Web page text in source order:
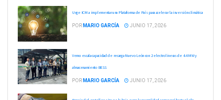
Urge ICM a implementar una Plataforma de País para acelerar la inversión climática
POR MARIO GARCÍA JUNIO 17, 2026
Vemo escala capacidad de recarga Nuevo León con 2 electrolineras de 4.4 MW y
almacenamiento BESS
POR MARIO GARCÍA JUNIO 17, 2026